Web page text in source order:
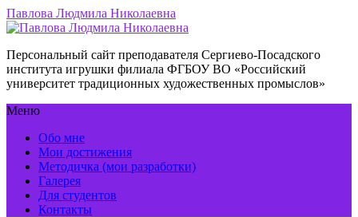
Павлова Людмила Николаевна
Персональный сайт преподавателя Сергиево-Посадского
института игрушки филиала ФГБОУ ВО «Российский
университет традиционных художественных промыслов»
Меню
Обо мне
Мои достижения
Методичка (мои разработки)
Галерея
Для студентов
Контакты